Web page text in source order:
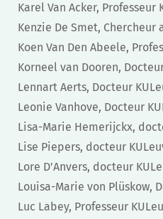
Karel Van Acker, Professeur
Kenzie De Smet, Chercheur
Koen Van Den Abeele,
Korneel van Dooren,
Lennart Aerts, Docteur
Leonie Vanhove, Docteur
Lisa-Marie Hemerijckx,
Lise Piepers, docteur
Lore D’Anvers, docteur
Louisa-Marie von Plüskow,
Luc Labey, Professeur